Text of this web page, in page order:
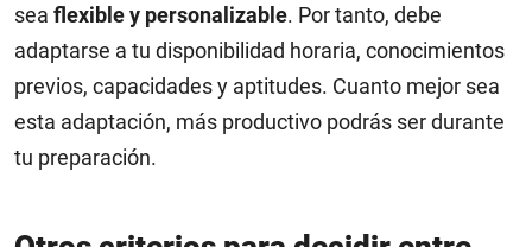
sea flexible y personalizable. Por tanto, debe
adaptarse a tu disponibilidad horaria, conocimientos
previos, capacidades y aptitudes. Cuanto mejor sea
esta adaptación, más productivo podrás ser durante
tu preparación.